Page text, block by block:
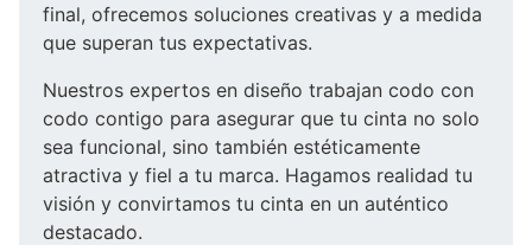
final, ofrecemos soluciones creativas y a medida
que superan tus expectativas.
Nuestros expertos en diseño trabajan codo con
codo contigo para asegurar que tu cinta no solo
sea funcional, sino también estéticamente
atractiva y fiel a tu marca. Hagamos realidad tu
visión y convirtamos tu cinta en un auténtico
destacado.